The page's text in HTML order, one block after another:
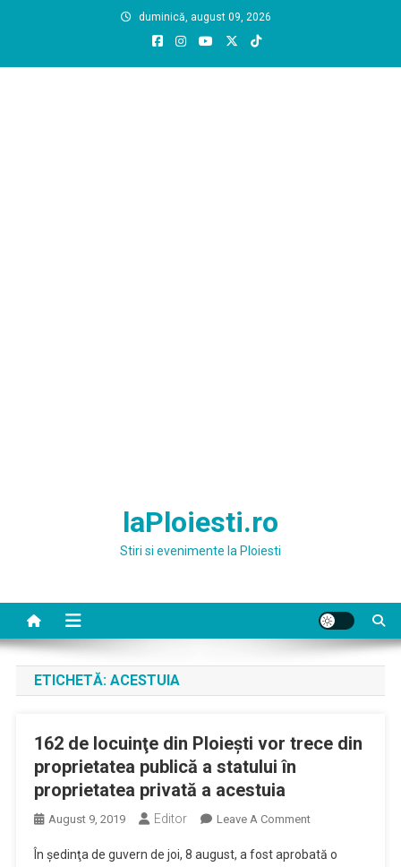
duminică, august 09, 2026
laPloiesti.ro
Stiri si evenimente la Ploiesti
ETICHETĂ: ACESTUIA
162 de locuinţe din Ploieşti vor trece din
proprietatea publică a statului în
proprietatea privată a acestuia
August 9, 2019 Editor Leave A CommentOn
De
În şedinţa de guvern de joi, 8 august, a fost aprobată o